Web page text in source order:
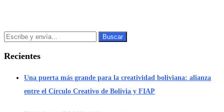
Recientes
Una puerta más grande para la creatividad boliviana: alianza
entre el Círculo Creativo de Bolivia y FIAP